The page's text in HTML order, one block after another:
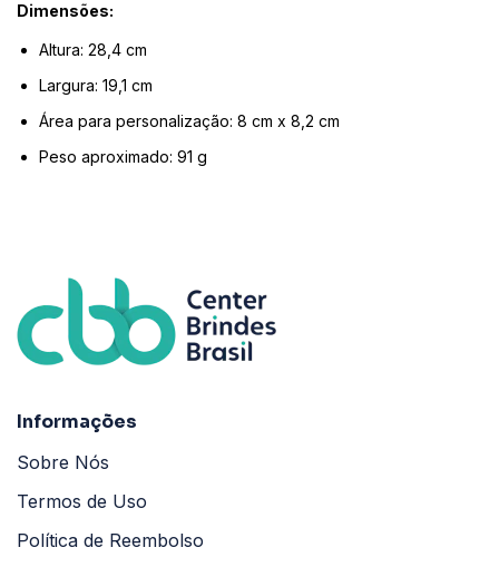
Dimensões:
Altura: 28,4 cm
Largura: 19,1 cm
Área para personalização: 8 cm x 8,2 cm
Peso aproximado: 91 g
Informações
Sobre Nós
Termos de Uso
Política de Reembolso